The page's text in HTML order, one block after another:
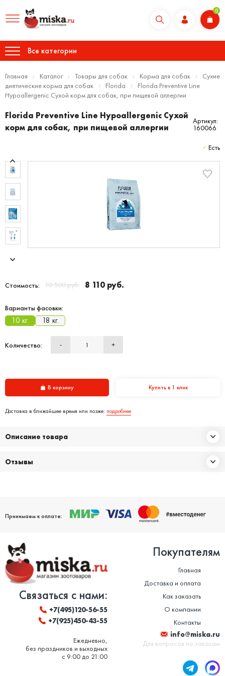
0
Все категории
Главная Каталог Товары для собак Корма для собак
Сухие
диетические корма для собак
Florida
Florida Preventive Line
Hypoallergenic Сухой корм для собак, при пищевой аллергии
Florida Preventive Line Hypoallergenic Сухой
корм для собак, при пищевой аллергии
Артикул:
160066
Есть
Стоимость: 10 500 руб. 8 110 руб.
Варианты фасовки:
10 кг. 18 кг.
Количество: - +
В корзину Купить в 1 клик
Доставка в ближайшее время или позже: подробнее
Описание товара
Отзывы
Принимаем к оплате:
Связаться с нами:
+7(495)120-56-55
+7(925)450-43-55
Ежедневно,
без праздников и выходных
с 9:00 до 21:00
Покупателям
Главная
Доставка и оплата
Как заказать
О компании
Контакты
info@miska.ru
Для вопросов по заказам